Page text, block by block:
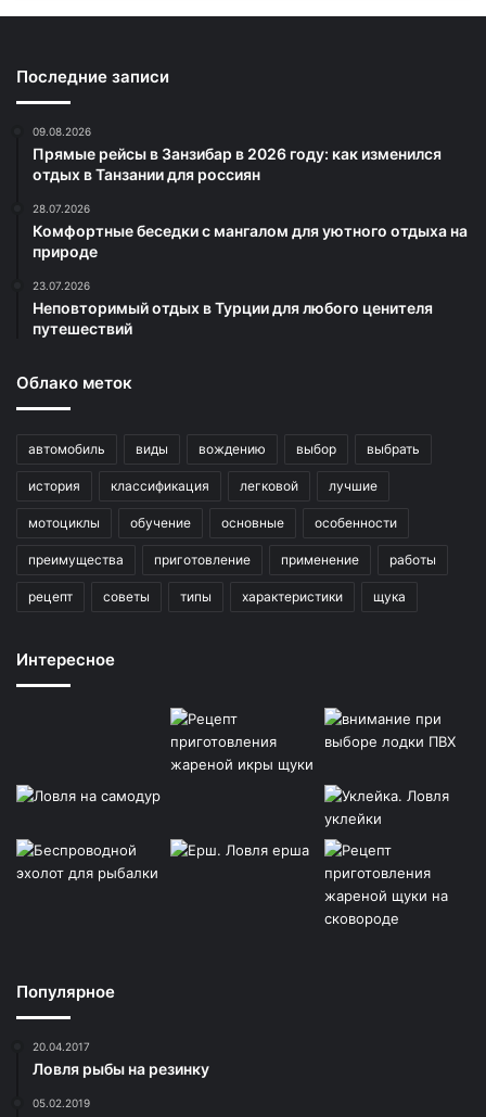
Последние записи
09.08.2026
Прямые рейсы в Занзибар в 2026 году: как изменился
отдых в Танзании для россиян
28.07.2026
Комфортные беседки с мангалом для уютного отдыха на
природе
23.07.2026
Неповторимый отдых в Турции для любого ценителя
путешествий
Облако меток
автомобиль виды вождению выбор выбрать
история классификация легковой лучшие
мотоциклы обучение основные особенности
преимущества приготовление применение работы
рецепт советы типы характеристики щука
Интересное
Популярное
20.04.2017
Ловля рыбы на резинку
05.02.2019